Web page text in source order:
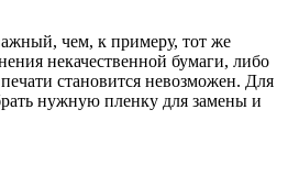
чем, к примеру, тот же
некачественной бумаги, либо
становится невозможен. Для
нужную пленку для замены и